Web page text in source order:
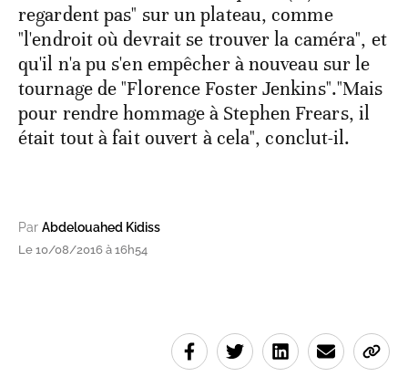
regardent pas" sur un plateau, comme
"l'endroit où devrait se trouver la caméra", et
qu'il n'a pu s'en empêcher à nouveau sur le
tournage de "Florence Foster Jenkins"."Mais
pour rendre hommage à Stephen Frears, il
était tout à fait ouvert à cela", conclut-il.
Par Abdelouahed Kidiss
Le 10/08/2016 à 16h54